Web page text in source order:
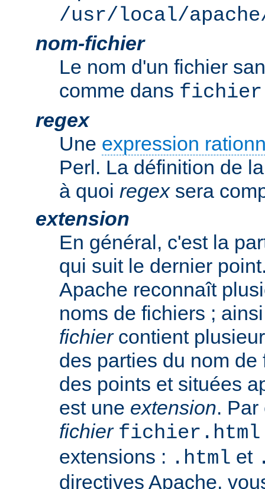
/usr/local/
nom-fichier
Le nom d'un fichier
comme dans
regex
Une expression
Perl. La définition de
à quoi regexsera
extension
En général, c'est la
qui suit le dernier
Apache reconnaît
noms de fichiers ;
fichiercontient
des parties du nom
des points et situées
est une extension.
fichier
extensions : .html et
directives Apache,